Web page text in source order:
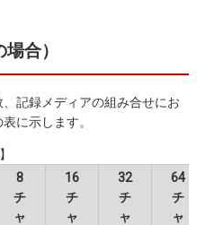
合）
記録メディアの組み合せにお
に示します。
8
チ
ャ
16
チ
ャ
32
チ
ャ
64
チ
ャ